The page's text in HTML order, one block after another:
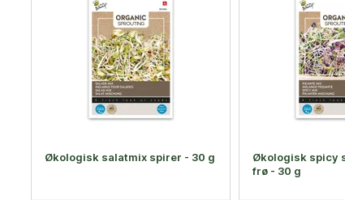
Økologisk salatmix spirer - 30 g
Økologisk spicy
frø - 30 g